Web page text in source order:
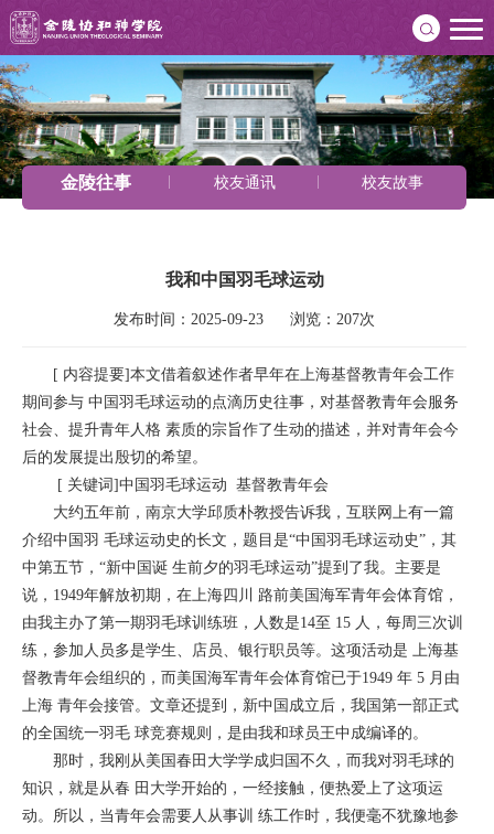
金陵往事 校友通讯 校友故事
我和中国羽毛球运动
发布时间：2025-09-23      浏览：207次
[ 内容提要]本文借着叙述作者早年在上海基督教青年会工作
期间参与 中国羽毛球运动的点滴历史往事，对基督教青年会服务
社会、提升青年人格 素质的宗旨作了生动的描述，并对青年会今
后的发展提出殷切的希望。
[ 关键词]中国羽毛球运动 基督教青年会
大约五年前，南京大学邱质朴教授告诉我，互联网上有一篇
介绍中国羽 毛球运动史的长文，题目是“中国羽毛球运动史”，其
中第五节，“新中国诞 生前夕的羽毛球运动”提到了我。主要是
说，1949年解放初期，在上海四川 路前美国海军青年会体育馆，
由我主办了第一期羽毛球训练班，人数是14至 15 人，每周三次训
练，参加人员多是学生、店员、银行职员等。这项活动是 上海基
督教青年会组织的，而美国海军青年会体育馆已于1949 年 5 月由
上海 青年会接管。文章还提到，新中国成立后，我国第一部正式
的全国统一羽毛 球竞赛规则，是由我和球员王中成编译的。
那时，我刚从美国春田大学学成归国不久，而我对羽毛球的
知识，就是从春 田大学开始的，一经接触，便热爱上了这项运
动。所以，当青年会需要人从事训 练工作时，我便毫不犹豫地参